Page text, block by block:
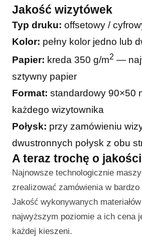
Jakość wizytówek
Typ druku: offsetowy /
Kolor: pełny kolor jedno lub
Papier: kreda 350 g/m2 —
sztywny papier
Format: standardowy 90×50
każdego wizytownika
Połysk: przy zamówieniu
dwustronnych połysk z obu
A teraz trochę o
Najnowsze technologicznie
zrealizować zamówienia w
Jakość wykonywanych
najwyższym poziomie a ich cena
każdej kieszeni.